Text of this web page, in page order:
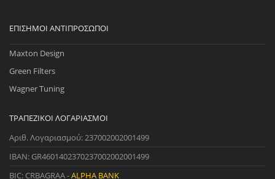
ΕΠΊΣΗΜΟΙ ΑΝΤΙΠΡΌΣΩΠΟΙ
Maxton Design
Green Filters
Wagner Tuning
ΤΡΑΠΕΖΙΚΟΊ ΛΟΓΑΡΙΑΣΜΟΊ
Αριθ. Λογαριασμού: 237002002001499
IBAN: GR4601402370237002002001499
BIC: CRBAGRAA -ALPHA BANK